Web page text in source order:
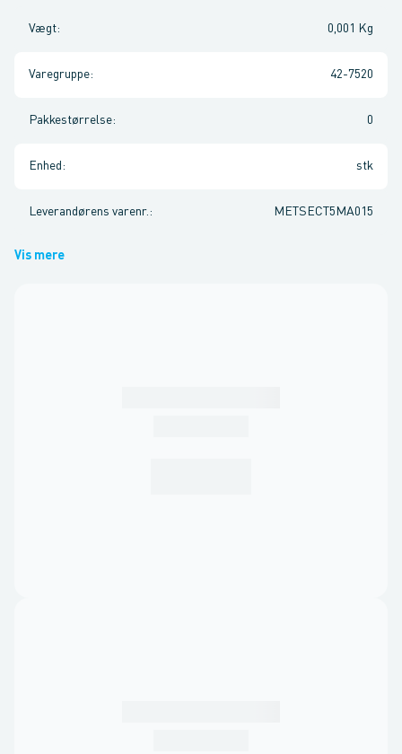
Vægt: 0,001 Kg
Varegruppe: 42-7520
Pakkestørrelse: 0
Enhed : stk
Leverandørens varenr. : METSECT5MA015
Vis mere